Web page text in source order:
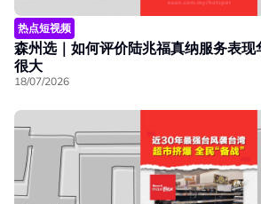
热点短视频
森州选｜如何评价陆兆福真纳服务表
很大
18/07/2026